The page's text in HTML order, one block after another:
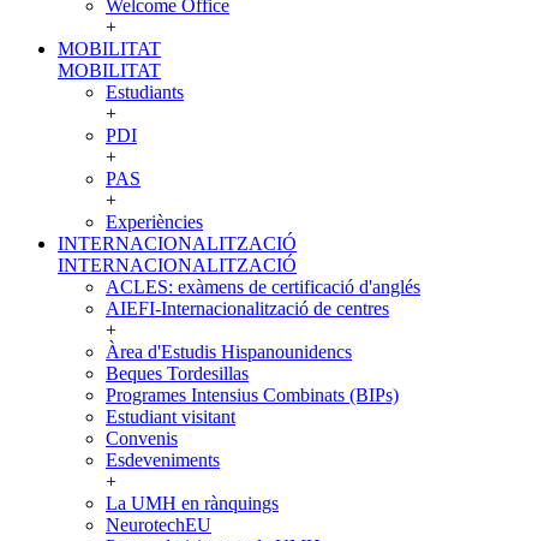
Welcome Office
+
MOBILITAT
MOBILITAT
Estudiants
+
PDI
+
PAS
+
Experiències
INTERNACIONALITZACIÓ
INTERNACIONALITZACIÓ
ACLES: exàmens de certificació d'anglés
AIEFI-Internacionalització de centres
+
Àrea d'Estudis Hispanounidencs
Beques Tordesillas
Programes Intensius Combinats (BIPs)
Estudiant visitant
Convenis
Esdeveniments
+
La UMH en rànquings
NeurotechEU